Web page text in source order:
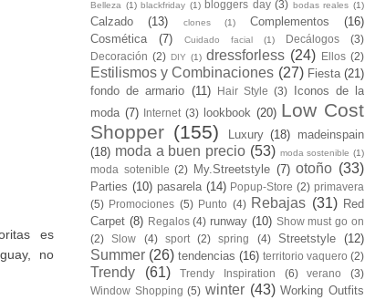
es
no
Belleza (1) blackfriday (1) bloggers day (3) bodas reales (1)
Calzado (13) clones (1) Complementos
(16)
Cosmética
(7) Cuidado facial (1) Decálogos
(3)
Decoración (2) DIY (1) dressforless (24) Ellos (2)
Estilismos y Combinaciones (27) Fiesta (21)
fondo de armario (11) Hair Style (3)
Iconos de la
moda (7) Internet (3) lookbook (20) Low Cost
Shopper (155) Luxury (18) madeinspain
(18) moda a buen precio (53) moda sostenible (1)
moda sotenible (2) My.Streetstyle (7) otoño (33)
Parties (10) pasarela (14) Popup-Store (2) primavera
(5) Promociones (5) Punto (4) Rebajas (31) Red
Carpet (8) Regalos (4) runway (10) Show must go on
(2)
Slow (4) sport (2) spring (4) Streetstyle (12)
Summer (26) tendencias (16) territorio vaquero (2)
Trendy (61) Trendy Inspiration (6) verano
(3)
Window Shopping (5) winter (43) Working Outfits